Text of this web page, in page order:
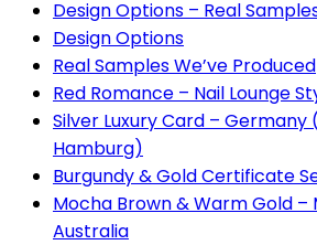
Design Options – Real
Design Options
Real Samples We’ve Produced
Red Romance – Nail Lounge
Silver Luxury Card – Germany
Hamburg)
Burgundy & Gold Certificate
Mocha Brown & Warm Gold –
Australia